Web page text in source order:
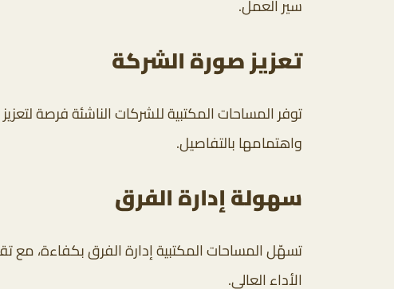
سير العمل.
تعزيز صورة الشركة
توفر المساحات المكتبية للشركات الناشئة فرصة
واهتمامها بالتفاصيل.
سهولة إدارة الفرق
تسهّل المساحات المكتبية إدارة الفرق بكفاءة،
الأداء العالي.